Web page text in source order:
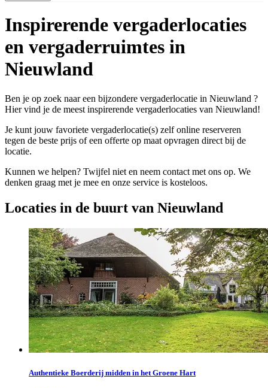
Inspirerende vergaderlocaties
en vergaderruimtes in
Nieuwland
Ben je op zoek naar een bijzondere vergaderlocatie in Nieuwland ?
Hier vind je de meest inspirerende vergaderlocaties van Nieuwland!
Je kunt jouw favoriete vergaderlocatie(s) zelf online reserveren
tegen de beste prijs of een offerte op maat opvragen direct bij de
locatie.
Kunnen we helpen? Twijfel niet en neem contact met ons op. We
denken graag met je mee en onze service is kosteloos.
Locaties in de buurt van Nieuwland
Authentieke Boerderij midden in het Groene Hart